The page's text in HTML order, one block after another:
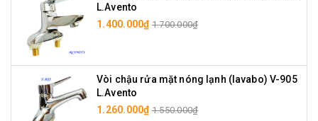
L.Avento
1.400.000₫ 1.700.000₫
Vòi chậu rửa mặt nóng lạnh (lavabo) V-905
L.Avento
1.260.000₫ 1.550.000₫